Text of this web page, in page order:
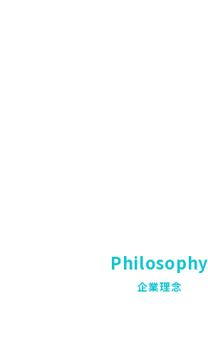
Philosophy
企業理念